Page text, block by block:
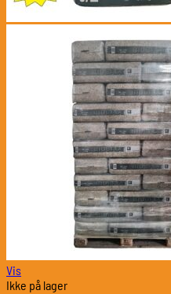
Vis
Ikke på lager